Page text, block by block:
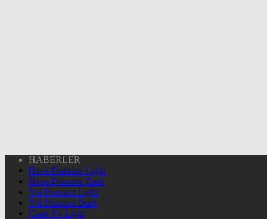
HABERLER
Hava Durumu Light
Hava Durumu Dark
Yol Durumu Light
Yol Durumu Dark
Canlı Tv Light